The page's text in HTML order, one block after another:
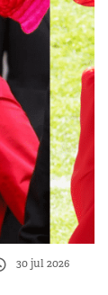
30 jul 2026